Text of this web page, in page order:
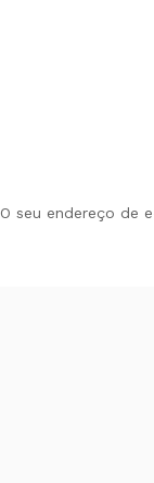
O seu endereço de